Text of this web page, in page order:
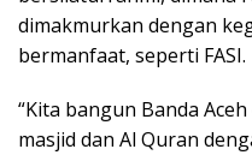
dimakmurkan dengan
bermanfaat, seperti FASI.
“Kita bangun Banda
masjid dan Al Quran